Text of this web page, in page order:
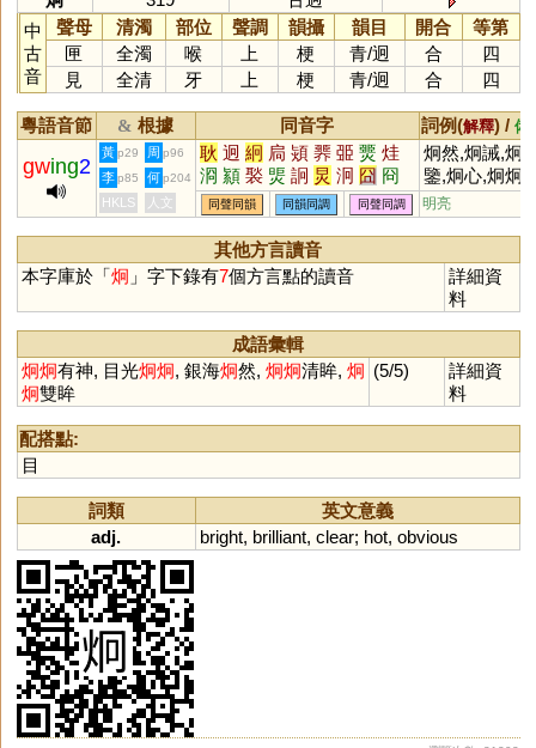
中
古
音
聲母 清濁 部位 聲調 韻攝 韻目 開合
等第
匣
全濁 喉 上 梗 青/迥 合
四
見
全清 牙 上 梗 青/迥 合 四
粵語音節 & 根據 同音字 詞例(解釋) / 備
gwing2
黃 p29 周 p96 耿 迥 絅 扃 熲 臩 臦 燛 烓
浻 顈 褧 煚 詗 炅 泂 囧 冏
炯然,炯誡,炯
鑒,炯心,炯炯
神
李 p85 何 p204
HKLS 人文 同聲同韻 同韻同調 同聲同調 明亮
其他方言讀音
本字庫於「炯 」字下錄有7個方言點的讀音
詳細資
料
成語彙輯
炯炯有神, 目光炯炯, 銀海炯然, 炯炯清眸, 炯
炯雙眸
(5/5)
詳細資
料
配搭點:
目
詞類
英文意義
adj.
bright, brilliant, clear; hot, obvious